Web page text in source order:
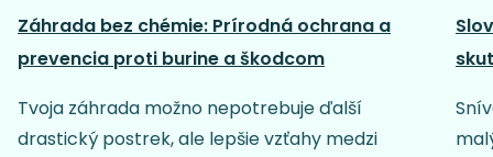
Záhrada bez chémie: Prírodná ochrana a
prevencia proti burine a škodcom
Tvoja záhrada možno nepotrebuje ďalší
drastický postrek, ale lepšie vzťahy medzi